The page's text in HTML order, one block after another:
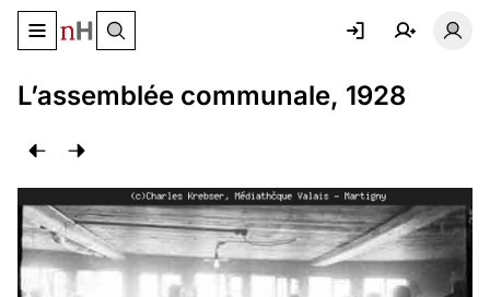
Basculer le menu de navigation
L’assemblée communale, 1928